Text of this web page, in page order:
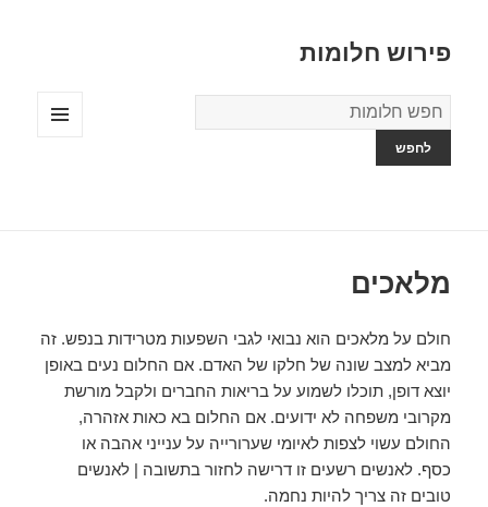
פירוש חלומות
מילון
החלומות
מלאכים
חולם על מלאכים הוא נבואי לגבי השפעות מטרידות בנפש. זה
מביא למצב שונה של חלקו של האדם. אם החלום נעים באופן
יוצא דופן, תוכלו לשמוע על בריאות החברים ולקבל מורשת
מקרובי משפחה לא ידועים. אם החלום בא כאות אזהרה,
החולם עשוי לצפות לאיומי שערורייה על ענייני אהבה או
כסף. לאנשים רשעים זו דרישה לחזור בתשובה | לאנשים
טובים זה צריך להיות נחמה.